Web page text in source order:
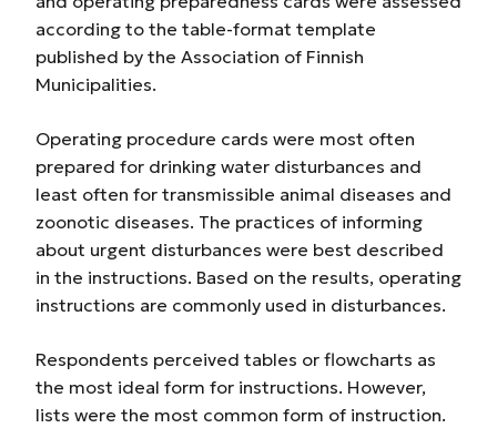
according to the table-format template
published by the Association of Finnish
Municipalities.
Operating procedure cards were most often
prepared for drinking water disturbances and
least often for transmissible animal diseases and
zoonotic diseases. The practices of informing
about urgent disturbances were best described
in the instructions. Based on the results, operating
instructions are commonly used in disturbances.
Respondents perceived tables or flowcharts as
the most ideal form for instructions. However,
lists were the most common form of instruction.